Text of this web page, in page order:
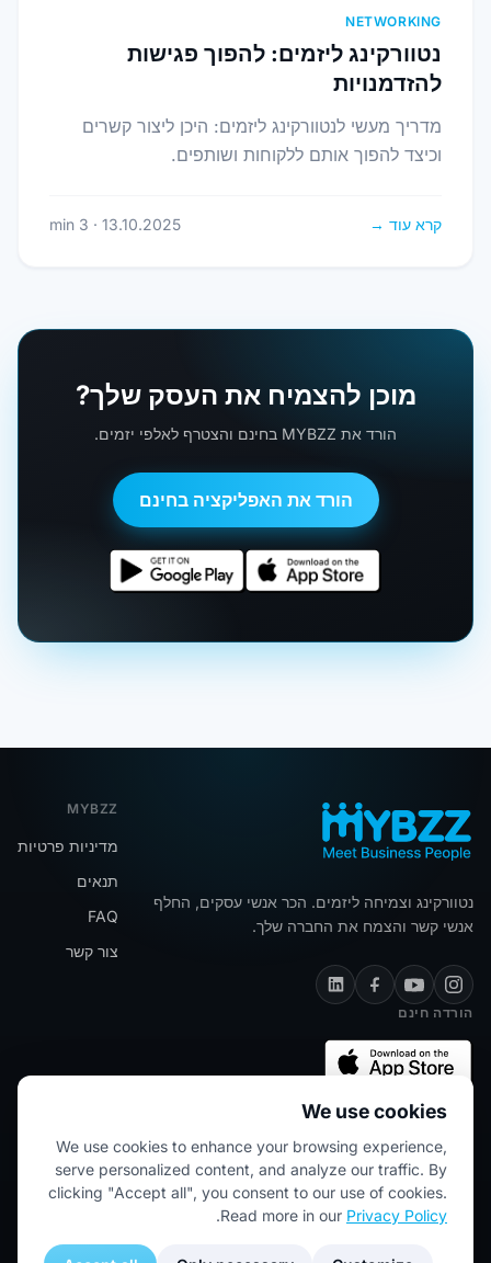
NETWORKING
נטוורקינג ליזמים: להפוך פגישות
להזדמנויות
מדריך מעשי לנטוורקינג ליזמים: היכן ליצור קשרים
וכיצד להפוך אותם ללקוחות ושותפים.
קרא עוד → 13.10.2025 · 3 min
מוכן להצמיח את העסק שלך?
הורד את MYBZZ בחינם והצטרף לאלפי יזמים.
הורד את האפליקציה בחינם
נטוורקינג וצמיחה ליזמים. הכר אנשי עסקים, החלף
אנשי קשר והצמח את החברה שלך.
MYBZZ
מדיניות פרטיות
תנאים
FAQ
צור קשר
הורדה חינם
★★★★★5/5 (2445 ביקורות)
We use cookies
We use cookies to enhance your browsing experience,
serve personalized content, and analyze our traffic. By
clicking "Accept all", you consent to our use of cookies.
Read more in our Privacy Policy
.